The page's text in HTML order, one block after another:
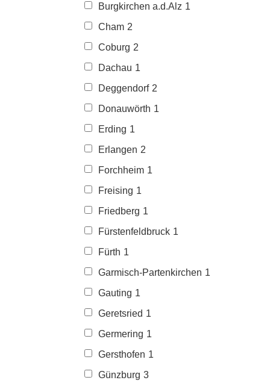
Burgkirchen a.d.Alz 1
Cham 2
Coburg 2
Dachau 1
Deggendorf 2
Donauwörth 1
Erding 1
Erlangen 2
Forchheim 1
Freising 1
Friedberg 1
Fürstenfeldbruck 1
Fürth 1
Garmisch-Partenkirchen 1
Gauting 1
Geretsried 1
Germering 1
Gersthofen 1
Günzburg 3